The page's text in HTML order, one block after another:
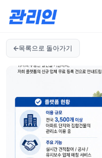
목록으로 돌아가기